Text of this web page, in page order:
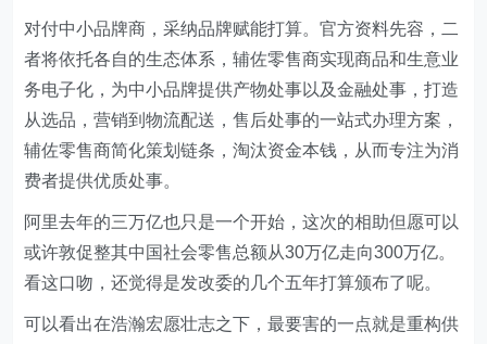
对付中小品牌商，采纳品牌赋能打算。官方资料先容，二
者将依托各自的生态体系，辅佐零售商实现商品和生意业
务电子化，为中小品牌提供产物处事以及金融处事，打造
从选品，营销到物流配送，售后处事的一站式办理方案，
辅佐零售商简化策划链条，淘汰资金本钱，从而专注为消
费者提供优质处事。
阿里去年的三万亿也只是一个开始，这次的相助但愿可以
或许敦促整其中国社会零售总额从30万亿走向300万亿。
看这口吻，还觉得是发改委的几个五年打算颁布了呢。
可以看出在浩瀚宏愿壮志之下，最要害的一点就是重构供